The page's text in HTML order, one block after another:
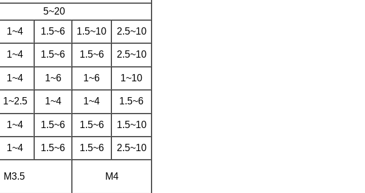
5~20
1~4 1.5~6 1.5~10
2.5~10
1~4 1.5~6 1.5~6
2.5~10
1~4 1~6 1~6
1~10
1~2.5 1~4 1~4 1.5~6
1~4 1.5~6 1.5~6
1.5~10
1~4 1.5~6 1.5~6
2.5~10
M3.5 M4